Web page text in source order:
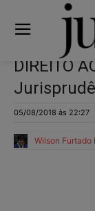
DIREITO
05/08/2018 às 22:27
Wilson Furtado